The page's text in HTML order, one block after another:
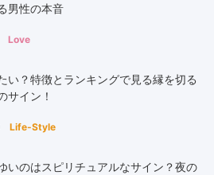
男性の本音
Love
い？特徴とランキングで見る縁を切る
サイン！
Life-Style
いのはスピリチュアルなサイン？夜の